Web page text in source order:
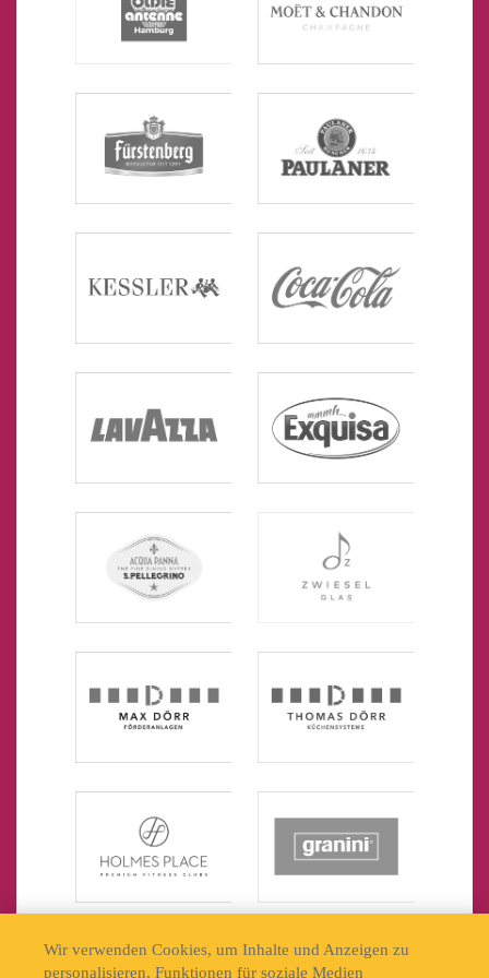
Wir verwenden Cookies, um Inhalte und Anzeigen zu
personalisieren, Funktionen für soziale Medien